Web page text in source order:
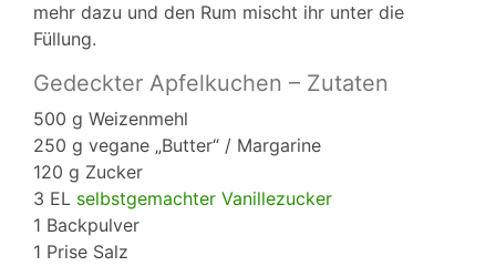
mehr dazu und den Rum mischt ihr unter die
Füllung.
Gedeckter Apfelkuchen – Zutaten
500 g Weizenmehl
250 g vegane „Butter“ / Margarine
120 g Zucker
3 EL selbstgemachter Vanillezucker
1 Backpulver
1 Prise Salz